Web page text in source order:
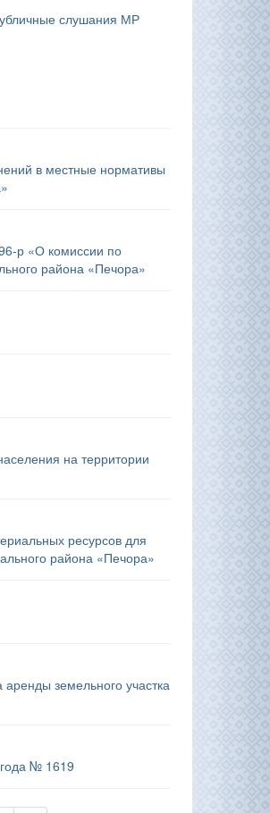
слушания МР
в местные нормативы
р «О комиссии по
района «Печора»
на территории
ресурсов для
района «Печора»
земельного участка
№ 1619